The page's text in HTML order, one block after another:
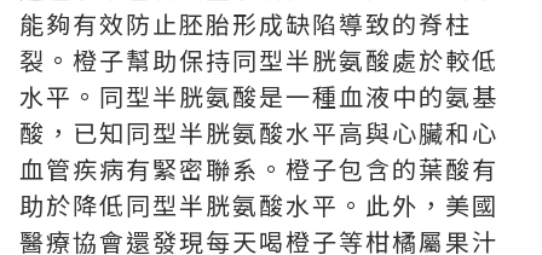
能夠有效防止胚胎形成缺陷導致的脊柱
裂。橙子幫助保持同型半胱氨酸處於較低
水平。同型半胱氨酸是一種血液中的氨基
酸，已知同型半胱氨酸水平高與心臟和心
血管疾病有緊密聯系。橙子包含的葉酸有
助於降低同型半胱氨酸水平。此外，美國
醫療協會還發現每天喝橙子等柑橘屬果汁